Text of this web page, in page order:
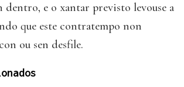
dentro, e o xantar previsto levouse a
que este contratempo non
ou sen desfile.